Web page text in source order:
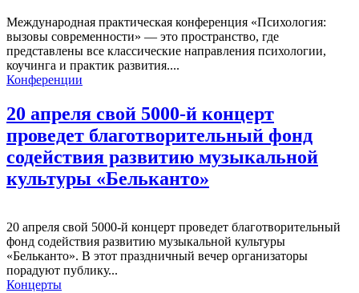
Международная практическая конференция «Психология:
вызовы современности» — это пространство, где
представлены все классические направления психологии,
коучинга и практик развития....
Конференции
20 апреля свой 5000-й концерт
проведет благотворительный фонд
содействия развитию музыкальной
культуры «Бельканто»
20 апреля свой 5000-й концерт проведет благотворительный
фонд содействия развитию музыкальной культуры
«Бельканто». В этот праздничный вечер организаторы
порадуют публику...
Концерты